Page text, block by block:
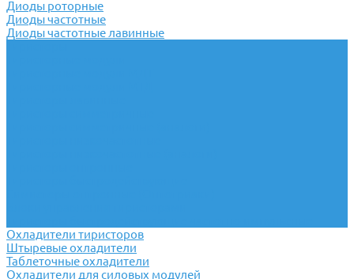
Диоды роторные
Диоды частотные
Диоды частотные лавинные
Охладители тиристоров
Штыревые охладители
Таблеточные охладители
Охладители для силовых модулей